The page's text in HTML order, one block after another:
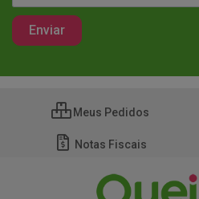
Meus Pedidos
Notas Fiscais